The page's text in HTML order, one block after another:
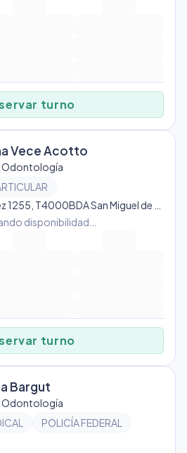
turno
Vece Acotto
Odontología
disponibilidad…
turno
Bargut
Odontología
POLICÍA FEDERAL